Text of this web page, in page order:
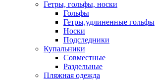
Гетры, гольфы, носки
Гольфы
Гетры,удлиненные гольфы
Носки
Подследники
Купальники
Совместные
Раздельные
Пляжная одежда